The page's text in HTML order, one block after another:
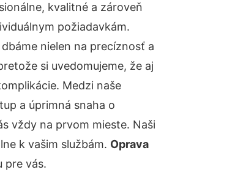
kvalitné a zároveň
požiadavkám.
nielen na precíznosť a
si uvedomujeme, že aj
Medzi naše
a úprimná snaha o
vždy na prvom mieste. Naši
k vašim službám. Oprava
pre vás.